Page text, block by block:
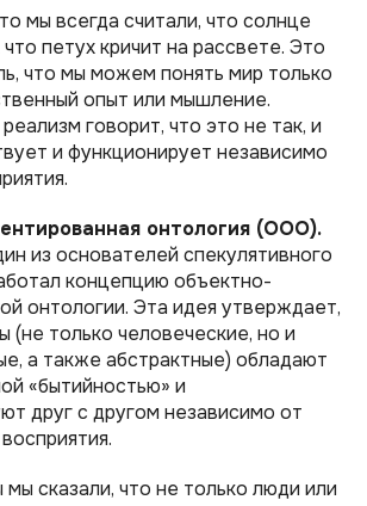
мы всегда считали, что солнце
петух кричит на рассвете. Это
что мы можем понять мир только
опыт или мышление.
говорит, что это не так, и
и функционирует независимо
онтология (ООО).
из основателей спекулятивного
концепцию объектно-
онтологии. Эта идея утверждает,
(не только человеческие, но и
а также абстрактные) обладают
«бытийностью» и
друг с другом независимо от
мы сказали, что не только люди или